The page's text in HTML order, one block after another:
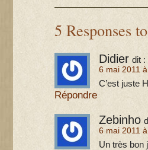
5 Responses
Didier dit :
6 mai 2011
C’est juste
Répondre
Zebinho
6 mai 2011
Un très bon